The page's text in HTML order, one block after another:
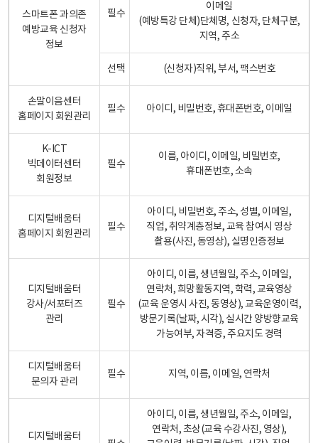
스마트폰 과의존
예방교육 신청자
정보
필수
이메일
(예방특강 단체)단체명, 신청자, 단체구분,
지역, 주소
선택 (신청자)직위, 부서, 팩스번호
손말이음센터
홈페이지 회원관리
필수 아이디, 비밀번호, 휴대폰번호, 이메일
K-ICT
빅데이터센터
회원정보
필수
이름, 아이디, 이메일, 비밀번호,
휴대폰번호, 소속
디지털배움터
홈페이지 회원관리
필수
아이디, 비밀번호, 주소, 성별, 이메일,
직업, 취약계층정보, 교육 참여시 영상
촬용(사진, 동영상), 실명인증정보
디지털배움터
강사/서포터즈
관리
필수
아이디, 이름, 생년월일, 주소, 이메일,
연락처, 희망활동지역, 학력, 교육영상
(교육 운영시 사진, 동영상), 교육운영이력,
방문기록(날짜, 시각), 실시간 양방향교육
가능여부, 자격증, 주요지도 경력
디지털배움터
문의자 관리
필수 지역, 이름, 이메일, 연락처
디지털배움터
아이디, 이름, 생년월일, 주소, 이메일,
연락처, 초상(교육 수강사진, 영상),